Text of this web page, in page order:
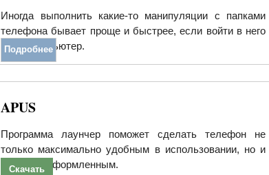
Иногда выполнить какие-то манипуляции с папками
телефона бывает проще и быстрее, если войти в него
через компьютер.
Подробнее
APUS
Программа лаунчер поможет сделать телефон не
только максимально удобным в использовании, но и
красочно оформленным.
Скачать